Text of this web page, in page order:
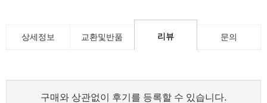
상세정보 교환및반품 리뷰 문의
구매와 상관없이 후기를 등록할 수 있습니다.